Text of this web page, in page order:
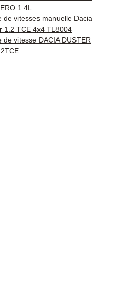
1.4L
de vitesses manuelle Dacia
1.2 TCE 4x4 TL8004
de vitesse DACIA DUSTER